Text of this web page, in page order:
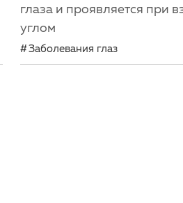
глаза и проявляется при
углом
Заболевания глаз